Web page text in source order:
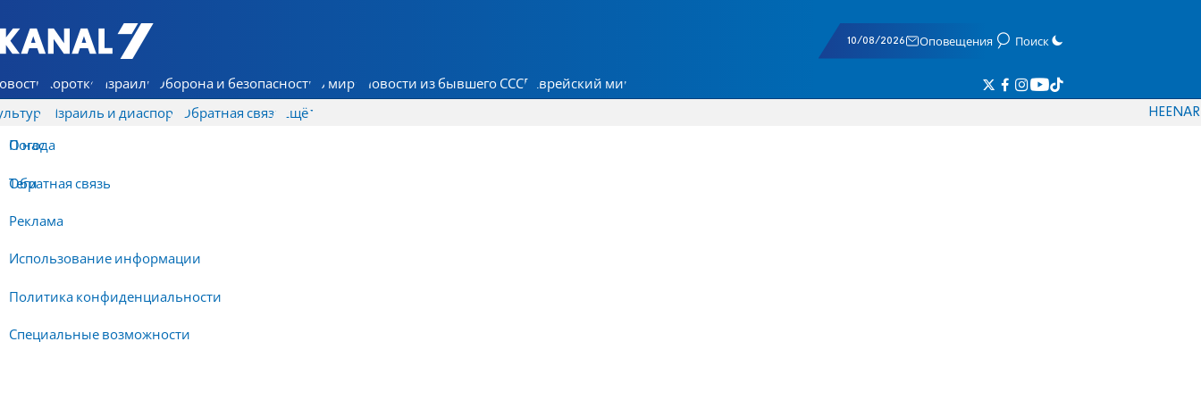
7 КАНАЛ - Аруц Шева
10/08/2026 Оповещения Поиск
Коротко Израиль Оборона и безопасность В мире Новости из бывшего СССР Еврейский мир
Израиль и диаспора Обратная связь
О нас
Обратная связь
Реклама
Использование информации
Политика конфиденциальности
Специальные возможности
Ещё
Погода
Теги
HEENAR